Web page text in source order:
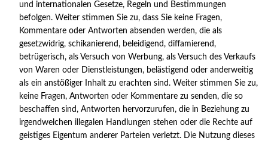
und internationalen Gesetze, Regeln und Bestimmungen
befolgen. Weiter stimmen Sie zu, dass Sie keine Fragen,
Kommentare oder Antworten absenden werden, die als
gesetzwidrig, schikanierend, beleidigend, diffamierend,
betrügerisch, als Versuch von Werbung, als Versuch des Verkaufs
von Waren oder Dienstleistungen, belästigend oder anderweitig
als ein anstößiger Inhalt zu erachten sind. Weiter stimmen Sie zu,
keine Fragen, Antworten oder Kommentare zu senden, die so
beschaffen sind, Antworten hervorzurufen, die in Beziehung zu
irgendwelchen illegalen Handlungen stehen oder die Rechte auf
geistiges Eigentum anderer Parteien verletzt. Die Nutzung dieses